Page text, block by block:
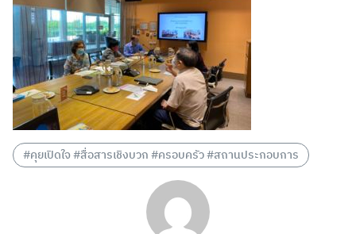
#คุยเปิดใจ #สื่อสารเชิงบวก #ครอบครัว #สถานประกอบการ